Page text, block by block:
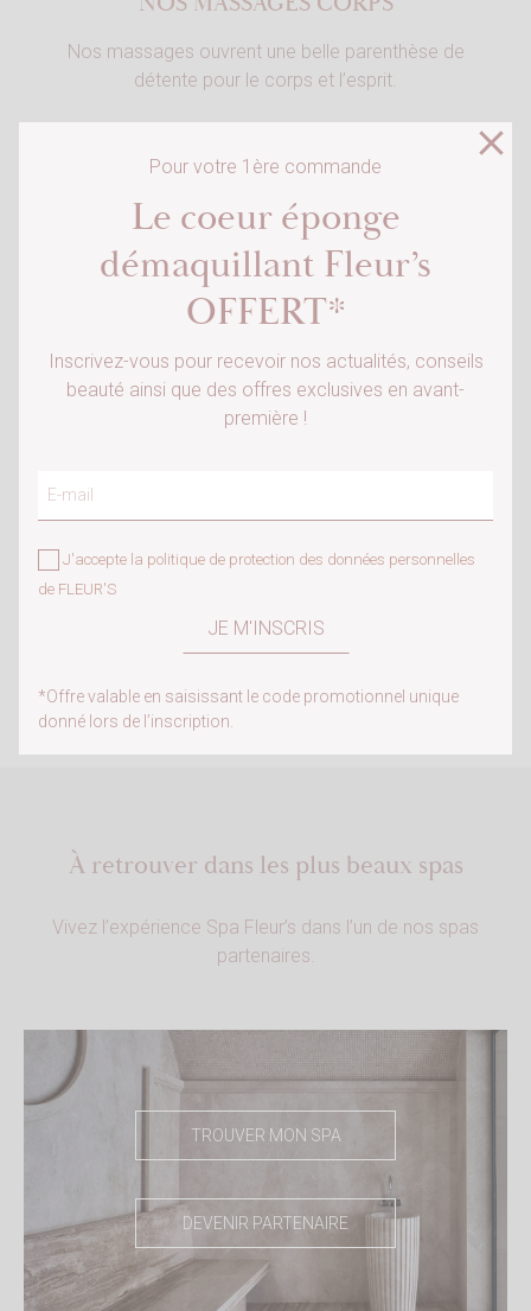
Vous devez être connecté pour ajouter des
produits à votre liste d'envies.
Nos massages ouvrent une belle parenthèse de
détente pour le corps et l’esprit.
NOS RITUELS CORPS
Nos rituels corps offrent des expériences de beauté
et de bien-être alliant enveloppement et massage
À retrouver dans les plus beaux spas
Vivez l’expérience Spa Fleur’s dans l’un de nos spas
partenaires.
TROUVER MON SPA
DEVENIR PARTENAIRE
Pour votre 1ère commande
Le coeur éponge
démaquillant Fleur’s
OFFERT*
Inscrivez-vous pour recevoir nos actualités, conseils
beauté ainsi que des offres exclusives en avant-
première !
J'accepte la politique de protection des données personnelles
de FLEUR'S
*Offre valable en saisissant le code promotionnel unique
donné lors de l’inscription.
close